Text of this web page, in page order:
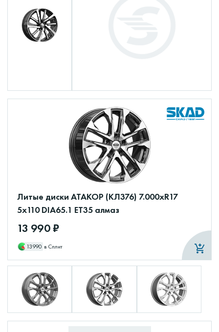
Литые диски АТАКОР (КЛ376) 7.000xR17
5x110 DIA65.1 ET35 алмаз
13 990 ₽
13990 в Сплит